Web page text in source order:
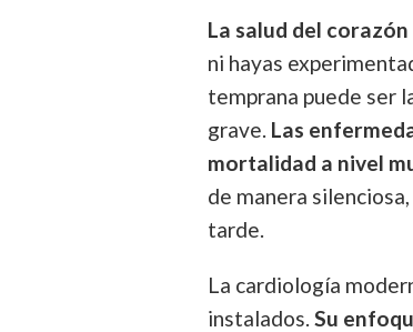
La salud del
ni hayas
temprana puede ser
grave. Las
mortalidad a nivel
de manera
tarde.
La cardiología
instalados. Su